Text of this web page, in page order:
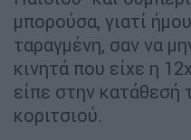
μπορούσα, γιατί
ταραγμένη, σαν να
κινητά που είχε η
είπε στην κατάθεσή
κοριτσιού.